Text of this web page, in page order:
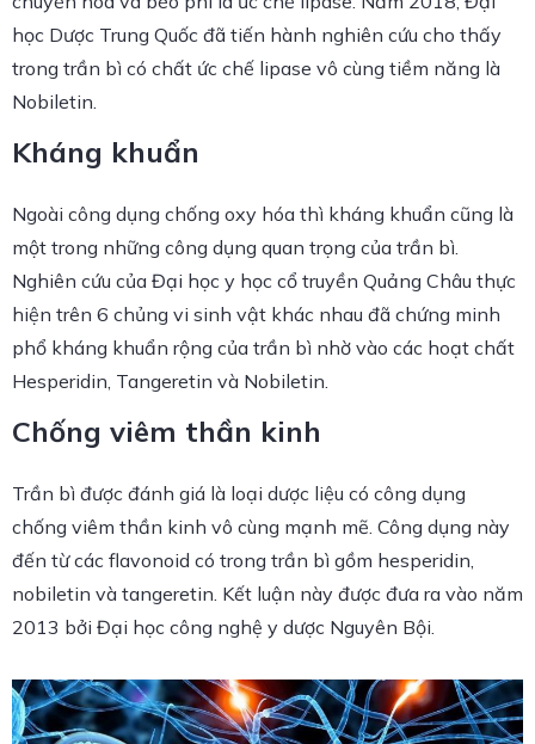
học Dược Trung Quốc đã tiến hành nghiên cứu cho thấy
trong trần bì có chất ức chế lipase vô cùng tiềm năng là
Nobiletin.
Kháng khuẩn
Ngoài công dụng chống oxy hóa thì kháng khuẩn cũng là
một trong những công dụng quan trọng của trần bì.
Nghiên cứu của Đại học y học cổ truyền Quảng Châu thực
hiện trên 6 chủng vi sinh vật khác nhau đã chứng minh
phổ kháng khuẩn rộng của trần bì nhờ vào các hoạt chất
Hesperidin, Tangeretin và Nobiletin.
Chống viêm thần kinh
Trần bì được đánh giá là loại dược liệu có công dụng
chống viêm thần kinh vô cùng mạnh mẽ. Công dụng này
đến từ các flavonoid có trong trần bì gồm hesperidin,
nobiletin và tangeretin. Kết luận này được đưa ra vào năm
2013 bởi Đại học công nghệ y dược Nguyên Bội.